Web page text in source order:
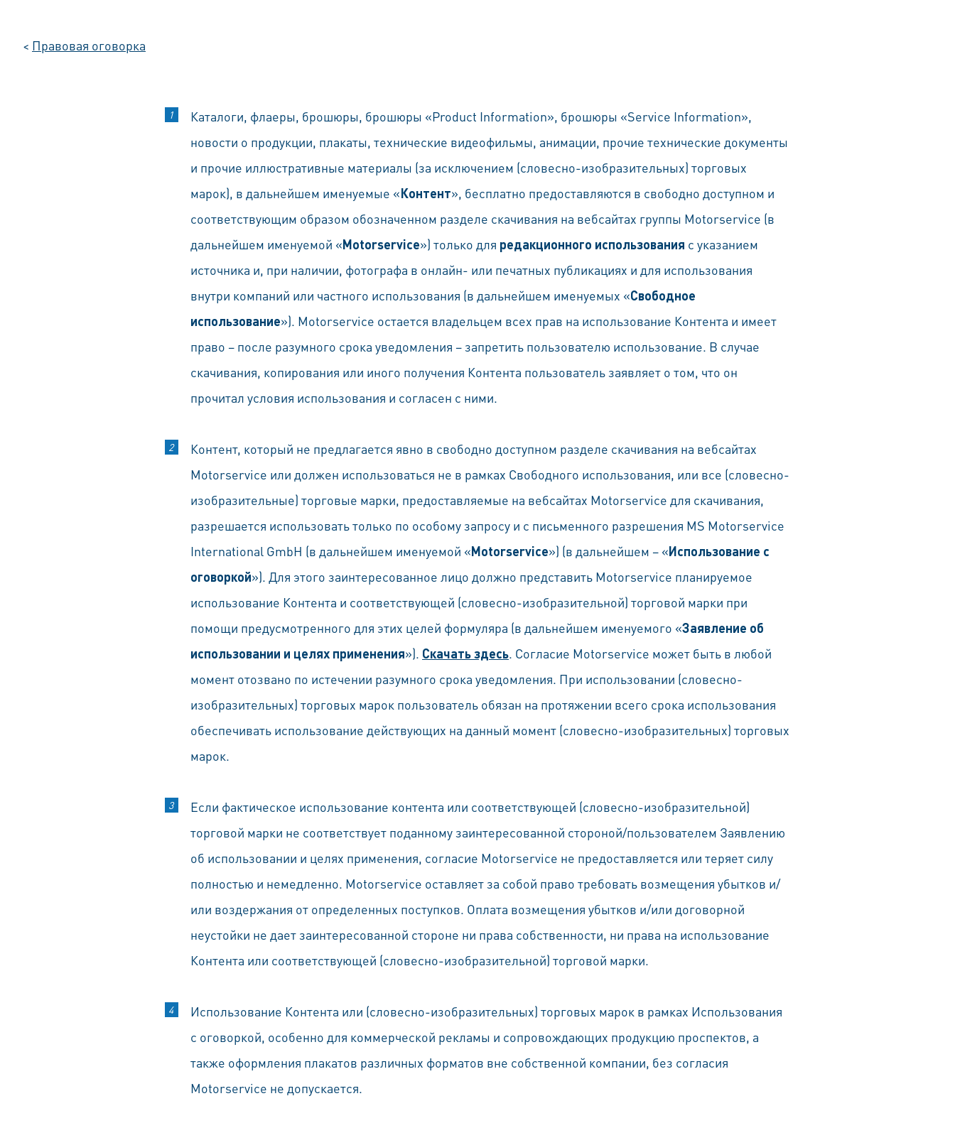
< Правовая оговорка
Каталоги, флаеры, брошюры, брошюры «Product Information», брошюры «Service Information»,
новости о продукции, плакаты, технические видеофильмы, анимации, прочие технические документы
и прочие иллюстративные материалы (за исключением (словесно-изобразительных) торговых
марок), в дальнейшем именуемые «Контент», бесплатно предоставляются в свободно доступном и
соответствующим образом обозначенном разделе скачивания на вебсайтах группы Motorservice (в
дальнейшем именуемой «Motorservice») только для редакционного использования с указанием
источника и, при наличии, фотографа в онлайн- или печатных публикациях и для использования
внутри компаний или частного использования (в дальнейшем именуемых «Свободное
использование»). Motorservice остается владельцем всех прав на использование Контента и имеет
право – после разумного срока уведомления – запретить пользователю использование. В случае
скачивания, копирования или иного получения Контента пользователь заявляет о том, что он
прочитал условия использования и согласен с ними.
Контент, который не предлагается явно в свободно доступном разделе скачивания на вебсайтах
Motorservice или должен использоваться не в рамках Свободного использования, или все (словесно-
изобразительные) торговые марки, предоставляемые на вебсайтах Motorservice для скачивания,
разрешается использовать только по особому запросу и с письменного разрешения MS Motorservice
International GmbH (в дальнейшем именуемой «Motorservice») (в дальнейшем – «Использование с
оговоркой»). Для этого заинтересованное лицо должно представить Motorservice планируемое
использование Контента и соответствующей (словесно-изобразительной) торговой марки при
помощи предусмотренного для этих целей формуляра (в дальнейшем именуемого «Заявление об
использовании и целях применения»). Скачать здесь. Согласие Motorservice может быть в любой
момент отозвано по истечении разумного срока уведомления. При использовании (словесно-
изобразительных) торговых марок пользователь обязан на протяжении всего срока использования
обеспечивать использование действующих на данный момент (словесно-изобразительных) торговых
марок.
Если фактическое использование контента или соответствующей (словесно-изобразительной)
торговой марки не соответствует поданному заинтересованной стороной/пользователем Заявлению
об использовании и целях применения, согласие Motorservice не предоставляется или теряет силу
полностью и немедленно. Motorservice оставляет за собой право требовать возмещения убытков и/
или воздержания от определенных поступков. Оплата возмещения убытков и/или договорной
неустойки не дает заинтересованной стороне ни права собственности, ни права на использование
Контента или соответствующей (словесно-изобразительной) торговой марки.
Использование Контента или (словесно-изобразительных) торговых марок в рамках Использования
с оговоркой, особенно для коммерческой рекламы и сопровождающих продукцию проспектов, а
также оформления плакатов различных форматов вне собственной компании, без согласия
Motorservice не допускается.